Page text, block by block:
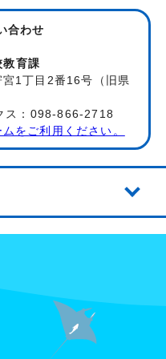
合わせ
教育課
1丁目2番16号（旧県
：098-866-2718
をご利用ください。